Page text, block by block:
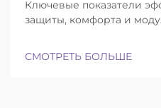
Ключевые показатели
защиты, комфорта и
шлемы успешно находят
СМОТРЕТЬ БОЛЬШЕ